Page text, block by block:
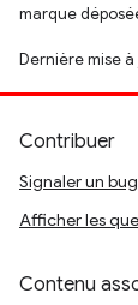
marque
Dernière mise
Contribuer
Signaler un bug
Afficher les
Contenu